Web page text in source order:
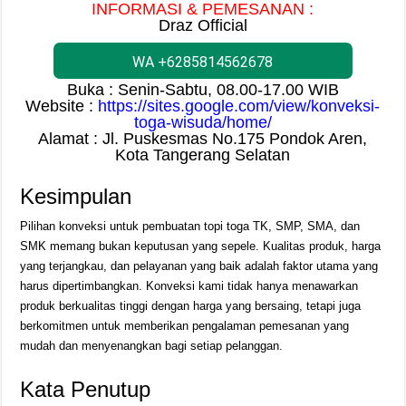
INFORMASI & PEMESANAN :
Draz Official
WA +6285814562678
Buka : Senin-Sabtu, 08.00-17.00 WIB
Website : https://sites.google.com/view/konveksi-
toga-wisuda/home/
Alamat : Jl. Puskesmas No.175 Pondok Aren,
Kota Tangerang Selatan
Kesimpulan
Pilihan konveksi untuk pembuatan topi toga TK, SMP, SMA, dan
SMK memang bukan keputusan yang sepele. Kualitas produk, harga
yang terjangkau, dan pelayanan yang baik adalah faktor utama yang
harus dipertimbangkan. Konveksi kami tidak hanya menawarkan
produk berkualitas tinggi dengan harga yang bersaing, tetapi juga
berkomitmen untuk memberikan pengalaman pemesanan yang
mudah dan menyenangkan bagi setiap pelanggan.
Kata Penutup